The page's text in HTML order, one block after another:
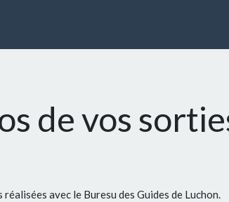
de vos
avec le Buresu des Guides de Luchon.